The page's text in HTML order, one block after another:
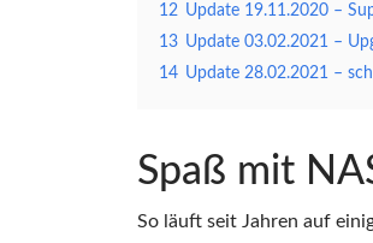
12 Update 19.11.2020 –
13 Update 03.02.2021 –
14 Update 28.02.2021 –
Spaß mit
So läuft seit Jahren auf